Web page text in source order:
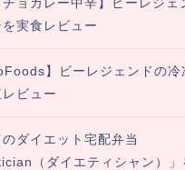
チョカレー中辛】ビーレジェ
実食レビュー
】ビーレジェンドの冷
ビュー
ダイエット宅配弁当
（ダイエティシャン）」